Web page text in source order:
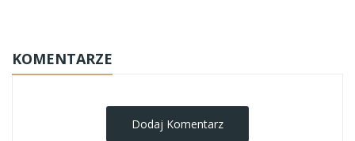
KOMENTARZE
Dodaj Komentarz